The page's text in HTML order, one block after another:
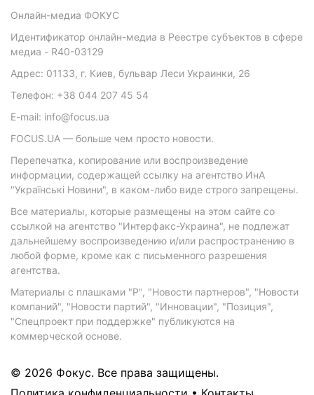
Онлайн-медиа ФОКУС
Идентификатор онлайн-медиа в Реестре субъектов в сфере
медиа - R40-03129
Адрес: 01133, г. Киев, бульвар Леси Украинки, 26
Телефон: +38 044 207 45 54
E-mail: info@focus.ua
FOCUS.UA — больше чем просто новости.
Перепечатка, копирование или воспроизведение
информации, содержащей ссылку на агентство ИнА
"Українські Новини", в каком-либо виде строго запрещены.
Все материалы, которые размещены на этом сайте со
ссылкой на агентство "Интерфакс-Украина", не подлежат
дальнейшему воспроизведению и/или распространению в
любой форме, кроме как с письменного разрешения
агентства.
Материалы с плашками "Р", "Новости партнеров", "Новости
компаний", "Новости партий", "Инновации", "Позиция",
"Спецпроект при поддержке" публикуются на
коммерческой основе.
© 2026 Фокус. Все права защищены.